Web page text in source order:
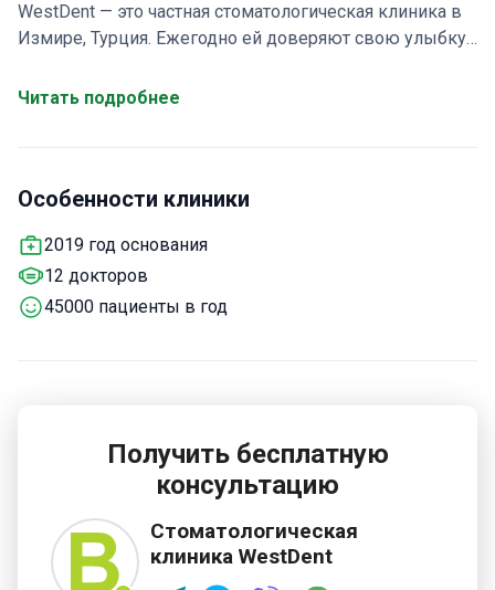
WestDent — это частная стоматологическая клиника в
Измире, Турция. Ежегодно ей доверяют свою улыбку
приезжают из русскоязычных, арабоязычных и
Читать подробнее
Особенности клиники
2019 год основания
12 докторов
45000 пациенты в год
Получить бесплатную
консультацию
Стоматологическая
клиника WestDent